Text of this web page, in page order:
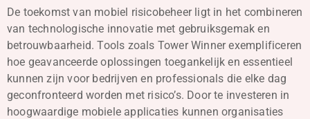
De toekomst van mobiel risicobeheer ligt in het combineren
van technologische innovatie met gebruiksgemak en
betrouwbaarheid. Tools zoals Tower Winner exemplificeren
hoe geavanceerde oplossingen toegankelijk en essentieel
kunnen zijn voor bedrijven en professionals die elke dag
geconfronteerd worden met risico’s. Door te investeren in
hoogwaardige mobiele applicaties kunnen organisaties